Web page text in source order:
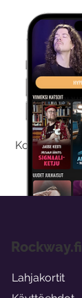
Lahjakortit